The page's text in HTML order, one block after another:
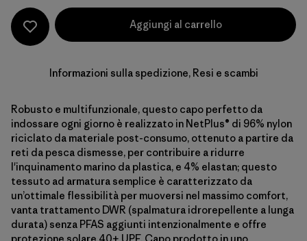
Aggiungi al carrello
Informazioni sulla spedizione, Resi e scambi
Robusto e multifunzionale, questo capo perfetto da
indossare ogni giorno è realizzato in NetPlus® di 96% nylon
riciclato da materiale post-consumo, ottenuto a partire da
reti da pesca dismesse, per contribuire a ridurre
l'inquinamento marino da plastica, e 4% elastan; questo
tessuto ad armatura semplice è caratterizzato da
un’ottimale flessibilità per muoversi nel massimo comfort,
vanta trattamento DWR (spalmatura idrorepellente a lunga
durata) senza PFAS aggiunti intenzionalmente e offre